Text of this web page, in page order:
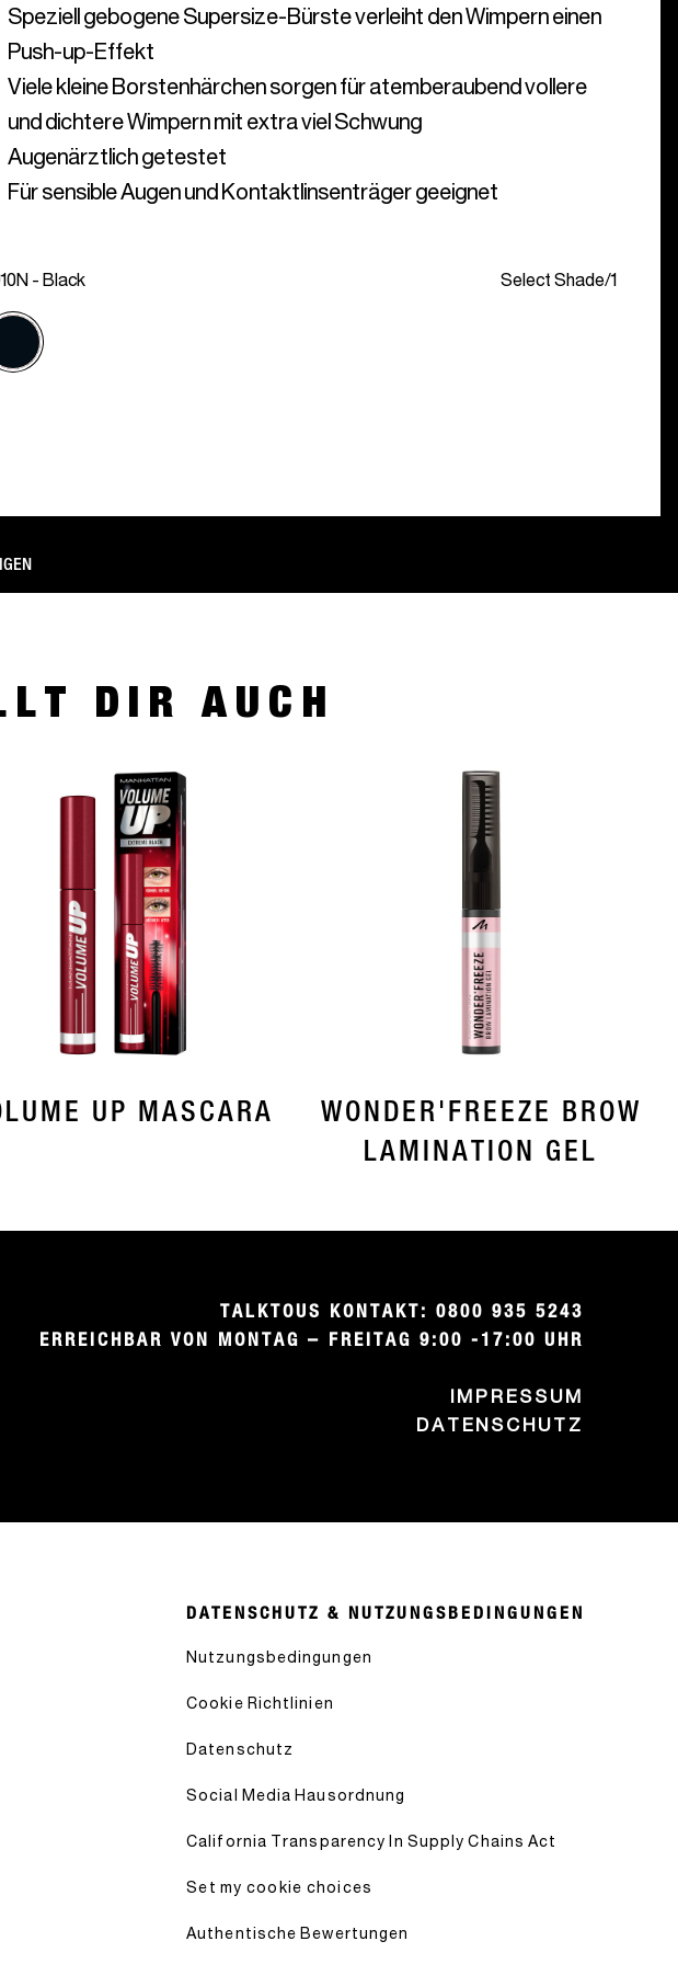
Speziell gebogene Supersize-Bürste verleiht den Wimpern einen
Viele kleine Borstenhärchen sorgen für atemberaubend vollere
Für sensible Augen und Kontaktlinsenträger geeignet
- Black Select Shade/1
DIR AUCH
UP MASCARA
WONDER'FREEZE BROW
LAMINATION GEL
TALKTOUS KONTAKT: 0800 935 5243
ERREICHBAR VON MONTAG – FREITAG 9:00 -17:00 UHR
IMPRESSUM
DATENSCHUTZ
DATENSCHUTZ & NUTZUNGSBEDINGUNGEN
Nutzungsbedingungen
Cookie Richtlinien
Datenschutz
Social Media Hausordnung
California Transparency In Supply Chains Act
Set my cookie choices
Authentische Bewertungen